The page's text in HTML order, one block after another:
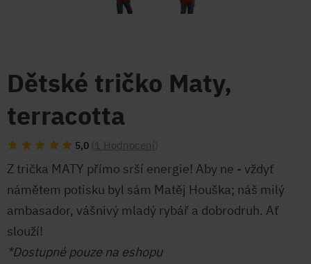
Dětské tričko Maty,
terracotta
5,0 ( 1 Hodnocení)
Z trička MATY přímo srší energie! Aby ne - vždyť
námětem potisku byl sám Matěj Houška; náš milý
ambasador, vášnivý mladý rybář a dobrodruh. Ať
slouží!
*Dostupné pouze na eshopu